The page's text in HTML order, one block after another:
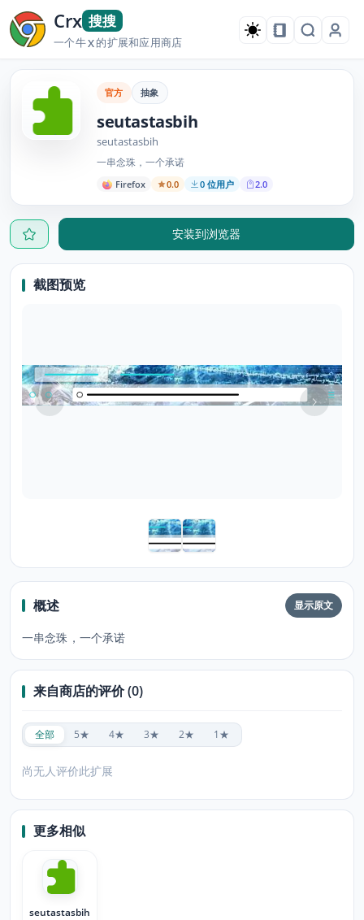
Crx 搜搜
一个牛X的扩展和应用商店
官方 抽象
seutastasbih
seutastasbih
一串念珠，一个承诺
Firefox 0.0 0 位用户 2.0
安装到浏览器
截图预览
概述 显示原文
一串念珠，一个承诺
来自商店的评价 (0)
全部 5★ 4★ 3★ 2★ 1★
尚无人评价此扩展
更多相似
seutastasbih1